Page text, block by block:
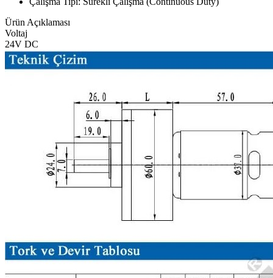
Ürün Açıklaması
Voltaj
24V DC